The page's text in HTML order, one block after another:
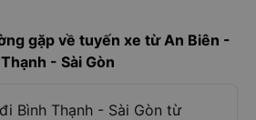
gặp về tuyến xe từ An Biên -
- Sài Gòn
Bình Thạnh - Sài Gòn từ